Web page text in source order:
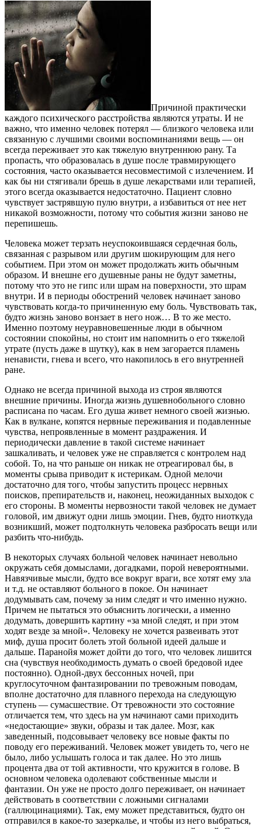
Причиной практически
каждого психического расстройства являются утраты. И не
важно, что именно человек потерял — близкого человека или
связанную с лучшими своими воспоминаниями вещь — он
всегда переживает это как тяжелую внутреннюю рану. Та
пропасть, что образовалась в душе после травмирующего
состояния, часто оказывается несовместимой с излечением. И
как бы ни стягивали брешь в душе лекарствами или терапией,
этого всегда оказывается недостаточно. Пациент словно
чувствует застрявшую пулю внутри, а избавиться от нее нет
никакой возможности, потому что события жизни заново не
перепишешь.
Человека может терзать неуспокоившаяся сердечная боль,
связанная с разрывом или другим шокирующим для него
событием. При этом он может продолжать жить обычным
образом. И внешне его душевные раны не будут заметны,
потому что это не гипс или шрам на поверхности, это шрам
внутри. И в периоды обострений человек начинает заново
чувствовать когда-то причиненную ему боль. Чувствовать так,
будто жизнь заново вонзает в него нож… В то же место.
Именно поэтому неуравновешенные люди в обычном
состоянии спокойны, но стоит им напомнить о его тяжелой
утрате (пусть даже в шутку), как в нем загорается пламень
ненависти, гнева и всего, что накопилось в его внутренней
ране.
Однако не всегда причиной выхода из строя являются
внешние причины. Иногда жизнь душевнобольного словно
расписана по часам. Его душа живет немного своей жизнью.
Как в вулкане, копятся нервные переживания и подавленные
чувства, непроявленные в момент раздражения. И
периодически давление в такой системе начинает
зашкаливать, и человек уже не справляется с контролем над
собой. То, на что раньше он никак не отреагировал бы, в
моменты срыва приводит к истерикам. Одной мелочи
достаточно для того, чтобы запустить процесс нервных
поисков, препирательств и, наконец, неожиданных выходок с
его стороны. В моменты нервозности такой человек не думает
головой, им движут одни лишь эмоции. Гнев, будто ниоткуда
возникший, может подтолкнуть человека разбросать вещи или
разбить что-нибудь.
В некоторых случаях больной человек начинает невольно
окружать себя домыслами, догадками, порой невероятными.
Навязчивые мысли, будто все вокруг враги, все хотят ему зла
и т.д. не оставляют больного в покое. Он начинает
додумывать сам, почему за ним следят и что именно нужно.
Причем не пытаться это объяснить логически, а именно
додумать, довершить картину «за мной следят, и при этом
ходят везде за мной». Человеку не хочется развеивать этот
миф, душа просит болеть этой больной идеей дальше и
дальше. Паранойя может дойти до того, что человек лишится
сна (чувствуя необходимость думать о своей бредовой идее
постоянно). Одной-двух бессонных ночей, при
круглосуточном фантазировании по тревожным поводам,
вполне достаточно для плавного перехода на следующую
ступень — сумасшествие. От тревожности это состояние
отличается тем, что здесь на ум начинают сами приходить
«недостающие» звуки, образы и так далее. Мозг, как
заведенный, подсовывает человеку все новые факты по
поводу его переживаний. Человек может увидеть то, чего не
было, либо услышать голоса и так далее. Но это лишь
процента два от той активности, что кружится в голове. В
основном человека одолевают собственные мысли и
фантазии. Он уже не просто долго переживает, он начинает
действовать в соответствии с ложными сигналами
(галлюцинациями). Так, ему может представиться, будто он
отправился в какое-то зазеркалье, и чтобы из него выбраться,